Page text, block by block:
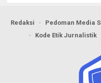
Redaksi Pedoman Media
Kode Etik Jurnalistik